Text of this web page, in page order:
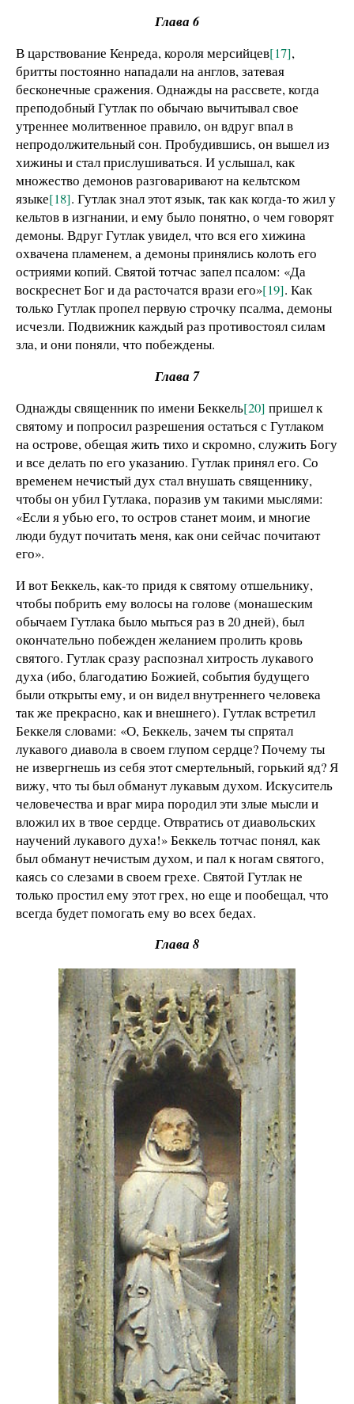
Глава 6
В царствование Кенреда, короля мерсийцев[17],
бритты постоянно нападали на англов, затевая
бесконечные сражения. Однажды на рассвете, когда
преподобный Гутлак по обычаю вычитывал свое
утреннее молитвенное правило, он вдруг впал в
непродолжительный сон. Пробудившись, он вышел из
хижины и стал прислушиваться. И услышал, как
множество демонов разговаривают на кельтском
языке[18]. Гутлак знал этот язык, так как когда-то жил у
кельтов в изгнании, и ему было понятно, о чем говорят
демоны. Вдруг Гутлак увидел, что вся его хижина
охвачена пламенем, а демоны принялись колоть его
остриями копий. Святой тотчас запел псалом: «Да
воскреснет Бог и да расточатся врази его»[19]. Как
только Гутлак пропел первую строчку псалма, демоны
исчезли. Подвижник каждый раз противостоял силам
зла, и они поняли, что побеждены.
Глава 7
Однажды священник по имени Беккель[20] пришел к
святому и попросил разрешения остаться с Гутлаком
на острове, обещая жить тихо и скромно, служить Богу
и все делать по его указанию. Гутлак принял его. Со
временем нечистый дух стал внушать священнику,
чтобы он убил Гутлака, поразив ум такими мыслями:
«Если я убью его, то остров станет моим, и многие
люди будут почитать меня, как они сейчас почитают
его».
И вот Беккель, как-то придя к святому отшельнику,
чтобы побрить ему волосы на голове (монашеским
обычаем Гутлака было мыться раз в 20 дней), был
окончательно побежден желанием пролить кровь
святого. Гутлак сразу распознал хитрость лукавого
духа (ибо, благодатию Божией, события будущего
были открыты ему, и он видел внутреннего человека
так же прекрасно, как и внешнего). Гутлак встретил
Беккеля словами: «О, Беккель, зачем ты спрятал
лукавого диавола в своем глупом сердце? Почему ты
не извергнешь из себя этот смертельный, горький яд? Я
вижу, что ты был обманут лукавым духом. Искуситель
человечества и враг мира породил эти злые мысли и
вложил их в твое сердце. Отвратись от диавольских
научений лукавого духа!» Беккель тотчас понял, как
был обманут нечистым духом, и пал к ногам святого,
каясь со слезами в своем грехе. Святой Гутлак не
только простил ему этот грех, но еще и пообещал, что
всегда будет помогать ему во всех бедах.
Глава 8